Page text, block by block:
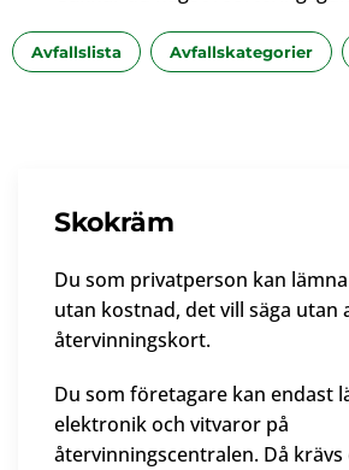
Avfallslista Avfallskategorier
Skokräm
Du som privatperson kan
utan kostnad, det vill säga utan
återvinningskort.
Du som företagare kan endast
elektronik och vitvaror på
återvinningscentralen. Då